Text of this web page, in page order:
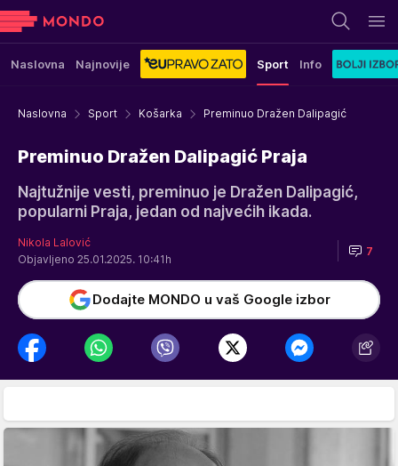
Naslovna Najnovije Sport Info
Naslovna Sport Košarka Preminuo Dražen Dalipagić
Preminuo Dražen Dalipagić Praja
Najtužnije vesti, preminuo je Dražen Dalipagić,
popularni Praja, jedan od najvećih ikada.
Nikola Lalović
Objavljeno 25.01.2025. 10:41h
7
Dodajte MONDO u vaš Google izbor